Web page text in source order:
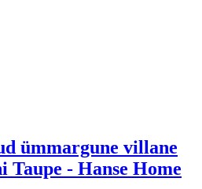
ümmargune villane
Taupe - Hanse Home